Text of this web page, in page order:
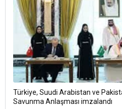
Türkiye, Suudi Arabistan ve
Savunma Anlaşması imzalandı